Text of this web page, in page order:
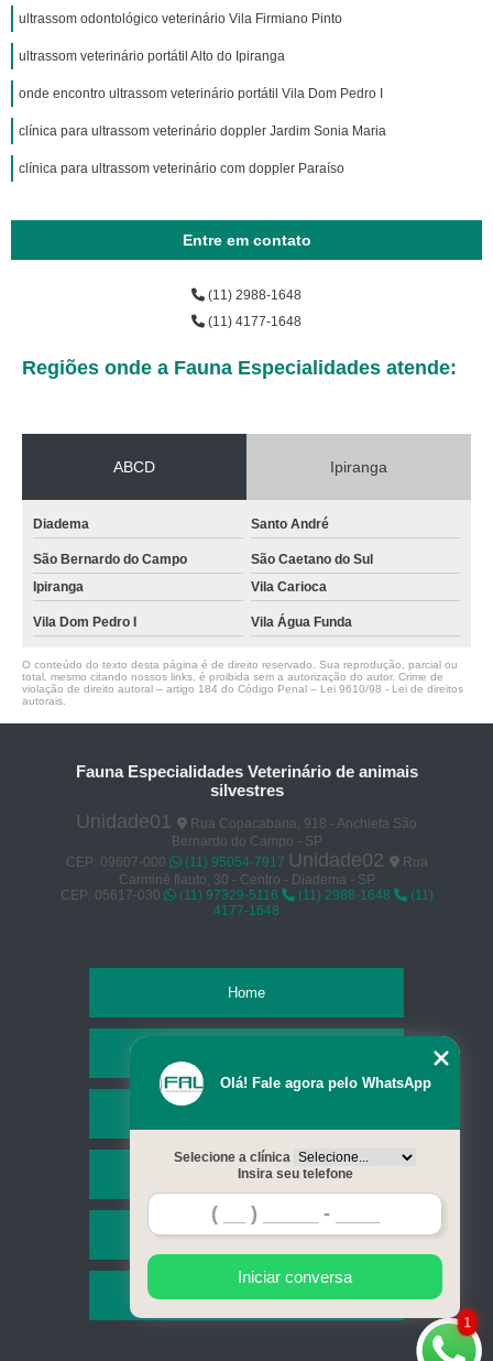
ultrassom odontológico veterinário Vila Firmiano Pinto
ultrassom veterinário portátil Alto do Ipiranga
onde encontro ultrassom veterinário portátil Vila Dom Pedro I
clínica para ultrassom veterinário doppler Jardim Sonia Maria
clínica para ultrassom veterinário com doppler Paraíso
Entre em contato
(11) 2988-1648
(11) 4177-1648
Regiões onde a Fauna Especialidades atende:
ABCD Ipiranga
Diadema Santo André
São Bernardo do Campo
São Caetano do Sul
Ipiranga
Vila Carioca
Vila Dom Pedro I Vila Água Funda
O conteúdo do texto desta página é de direito reservado. Sua reprodução, parcial ou
total, mesmo citando nossos links, é proibida sem a autorização do autor. Crime de
violação de direito autoral – artigo 184 do Código Penal – Lei 9610/98 - Lei de direitos
autorais
Fauna Especialidades Veterinário de animais
silvestres
Unidade01
Rua Copacabana, 918 - Anchieta São
Bernardo do Campo - SP
CEP: 09607-000
(11) 95054-7917 Unidade02
Rua
Carminé flauto, 30 - Centro - Diadema - SP
CEP: 05617-030
(11) 97329-5116 (11) 2988-1648
(11)
4177-1648
Home
Serviços
Contato
Mapa do site
1
Olá! Fale agora pelo WhatsApp
Selecione a clínica
Insira seu telefone
Iniciar conversa